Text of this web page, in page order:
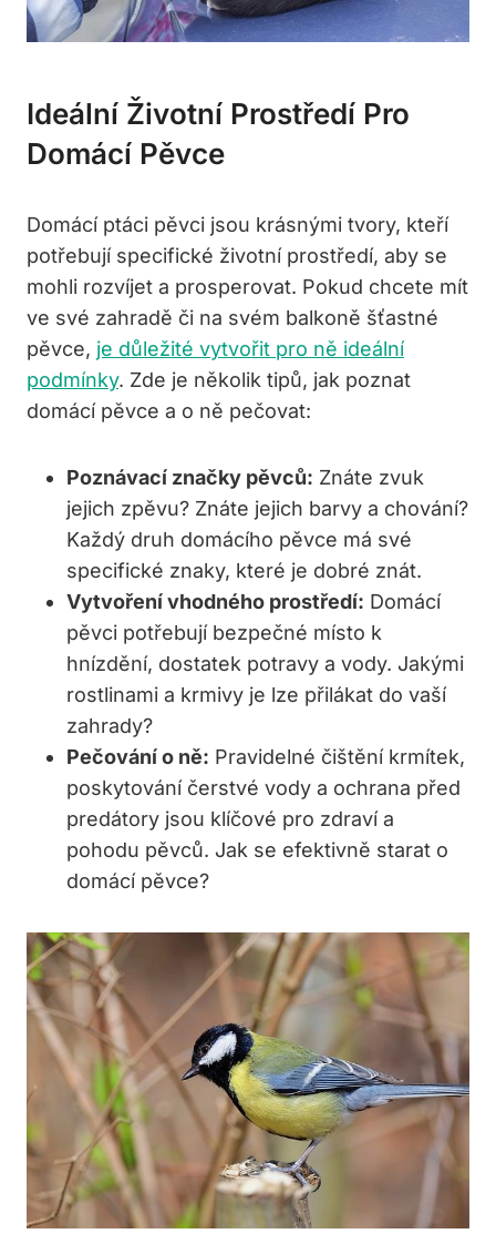
Ideální Životní Prostředí Pro
Domácí Pěvce
Domácí ptáci pěvci jsou krásnými tvory, kteří
potřebují specifické životní prostředí, aby se
mohli rozvíjet a prosperovat. Pokud chcete mít
ve své zahradě či na svém balkoně šťastné
pěvce, je důležité vytvořit pro ně ideální
podmínky. Zde je několik tipů, jak poznat
domácí pěvce a o ně pečovat:
Poznávací značky pěvců: Znáte zvuk
jejich zpěvu? Znáte jejich barvy a chování?
Každý druh domácího pěvce má své
specifické znaky, které je dobré znát.
Vytvoření vhodného prostředí: Domácí
pěvci potřebují bezpečné místo k
hnízdění, dostatek potravy a vody. Jakými
rostlinami a krmivy je lze přilákat do vaší
zahrady?
Pečování o ně: Pravidelné čištění krmítek,
poskytování čerstvé vody a ochrana před
predátory jsou klíčové pro zdraví a
pohodu pěvců. Jak se efektivně starat o
domácí pěvce?